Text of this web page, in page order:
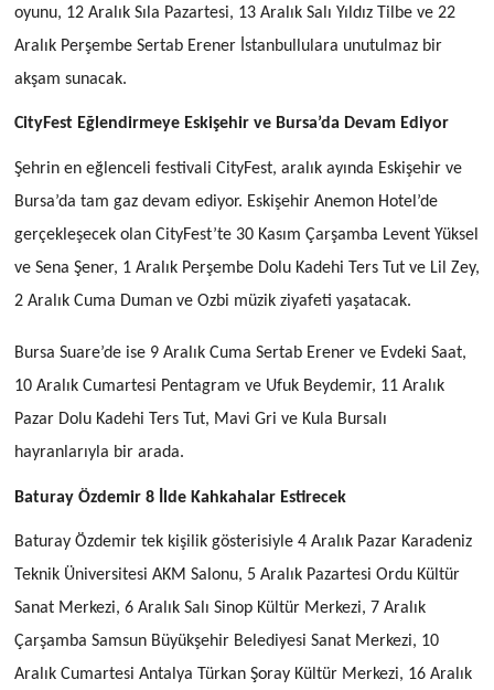
oyunu, 12 Aralık Sıla Pazartesi, 13 Aralık Salı Yıldız Tilbe ve 22
Aralık Perşembe Sertab Erener İstanbullulara unutulmaz bir
akşam sunacak.
CityFest Eğlendirmeye Eskişehir ve Bursa’da Devam Ediyor
Şehrin en eğlenceli festivali CityFest, aralık ayında Eskişehir ve
Bursa’da tam gaz devam ediyor. Eskişehir Anemon Hotel’de
gerçekleşecek olan CityFest’te 30 Kasım Çarşamba Levent Yüksel
ve Sena Şener, 1 Aralık Perşembe Dolu Kadehi Ters Tut ve Lil Zey,
2 Aralık Cuma Duman ve Ozbi müzik ziyafeti yaşatacak.
Bursa Suare’de ise 9 Aralık Cuma Sertab Erener ve Evdeki Saat,
10 Aralık Cumartesi Pentagram ve Ufuk Beydemir, 11 Aralık
Pazar Dolu Kadehi Ters Tut, Mavi Gri ve Kula Bursalı
hayranlarıyla bir arada.
Baturay Özdemir 8 İlde Kahkahalar Estirecek
Baturay Özdemir tek kişilik gösterisiyle 4 Aralık Pazar Karadeniz
Teknik Üniversitesi AKM Salonu, 5 Aralık Pazartesi Ordu Kültür
Sanat Merkezi, 6 Aralık Salı Sinop Kültür Merkezi, 7 Aralık
Çarşamba Samsun Büyükşehir Belediyesi Sanat Merkezi, 10
Aralık Cumartesi Antalya Türkan Şoray Kültür Merkezi, 16 Aralık